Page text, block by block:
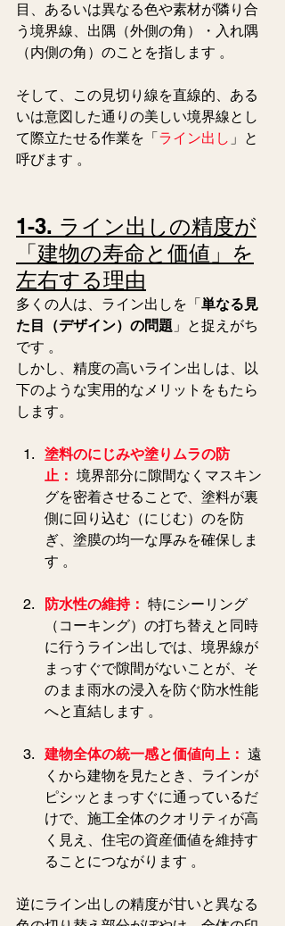
目、あるいは異なる色や素材が隣り合
う境界線、出隅（外側の角）・入れ隅
（内側の角）のことを指します 。
そして、この見切り線を直線的、ある
いは意図した通りの美しい境界線とし
て際立たせる作業を「ライン出し 」と
呼びます 。
1-3. ライン出しの精度が
「建物の寿命と価値」を
左右する理由
多くの人は、ライン出しを「単なる見
た目（デザイン）の問題 」と捉えがち
です 。
しかし、精度の高いライン出しは、以
下のような実用的なメリットをもたら
します。
塗料のにじみや塗りムラの防
止： 境界部分に隙間なくマスキン
グを密着させることで、塗料が裏
側に回り込む（にじむ）のを防
ぎ、塗膜の均一な厚みを確保しま
す 。
防水性の維持： 特にシーリング
（コーキング）の打ち替えと同時
に行うライン出しでは、境界線が
まっすぐで隙間がないことが、そ
のまま雨水の浸入を防ぐ防水性能
へと直結します 。
建物全体の統一感と価値向上： 遠
くから建物を見たとき、ラインが
ピシッとまっすぐに通っているだ
けで、施工全体のクオリティが高
く見え、住宅の資産価値を維持す
ることにつながります 。
逆にライン出しの精度が甘いと異なる